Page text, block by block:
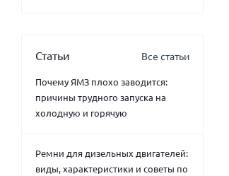
Статьи Все статьи
Почему ЯМЗ плохо заводится:
причины трудного запуска на
холодную и горячую
Ремни для дизельных двигателей:
виды, характеристики и советы по